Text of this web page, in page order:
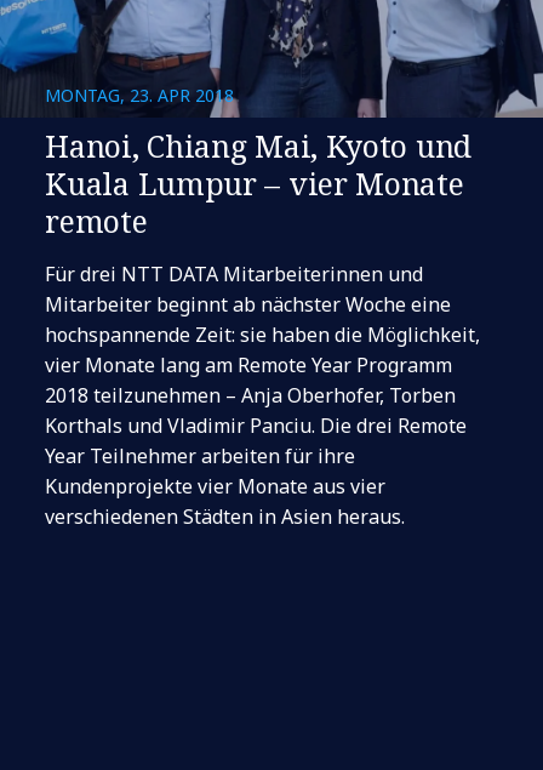
MONTAG, 23. APR 2018
Hanoi, Chiang Mai, Kyoto und
Kuala Lumpur – vier Monate
remote
Für drei NTT DATA Mitarbeiterinnen und
Mitarbeiter beginnt ab nächster Woche eine
hochspannende Zeit: sie haben die Möglichkeit,
vier Monate lang am Remote Year Programm
2018 teilzunehmen – Anja Oberhofer, Torben
Korthals und Vladimir Panciu. Die drei Remote
Year Teilnehmer arbeiten für ihre
Kundenprojekte vier Monate aus vier
verschiedenen Städten in Asien heraus.